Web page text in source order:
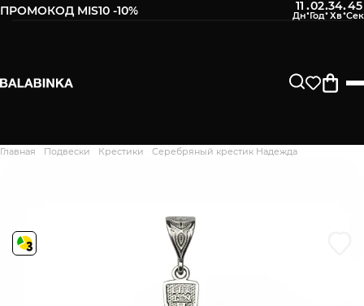
ПРОМОКОД MIS10 -10% 11 :02:34:44
Главная Подвески Крестики Серебряный крестик Надежда
Дякуємо. Ваш відгук
отправлено СМС о его наличии в нашем магазине.